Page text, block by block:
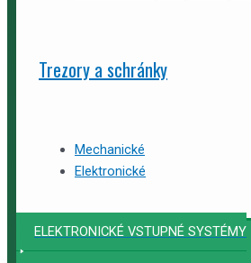
Trezory a schránky
Mechanické
Elektronické
ELEKTRONICKÉ VSTUPNÉ SYSTÉMY